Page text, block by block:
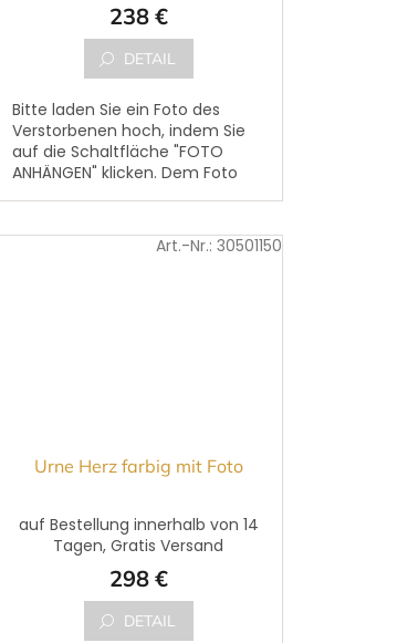
Sternen.
238 €
DETAIL
Bitte laden Sie ein Foto des
Verstorbenen hoch, indem Sie
auf die Schaltfläche "FOTO
ANHÄNGEN" klicken. Dem Foto
Urne Herz farbig mit Foto
auf Bestellung innerhalb von 14
Tagen, Gratis Versand
298 €
DETAIL
Art.-Nr.: 30501150